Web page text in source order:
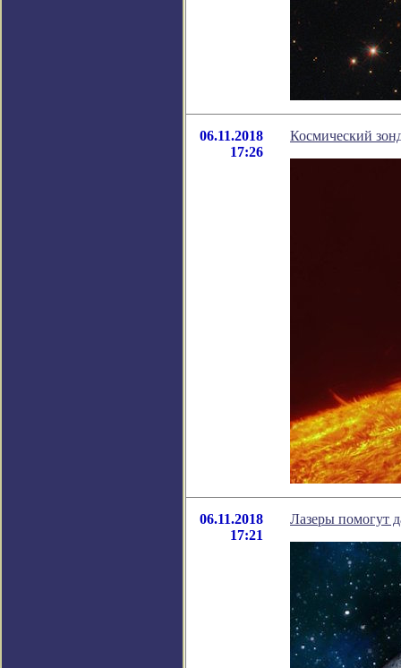
06.11.2018
17:26
Космический
06.11.2018
17:21
Лазеры помогут